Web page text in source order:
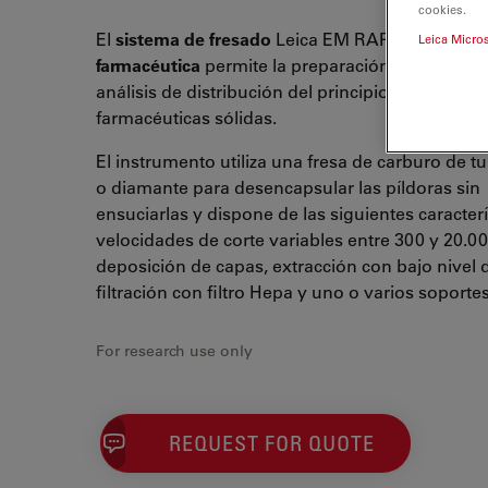
El sistema de fresado Leica EM RAPID para
farmacéutica permite la preparación de
análisis de distribución del principio activo en
farmacéuticas sólidas.
El instrumento utiliza una fresa de carburo de
o diamante para desencapsular las píldoras sin
ensuciarlas y dispone de las siguientes
velocidades de corte variables entre 300 y
deposición de capas, extracción con bajo nivel
filtración con filtro Hepa y uno o varios
For research use only
REQUEST FOR QUOTE
cookies.
Leica